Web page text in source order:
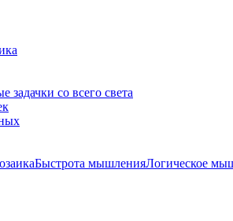
задачки со всего света
Быстрота мышленияЛогическое